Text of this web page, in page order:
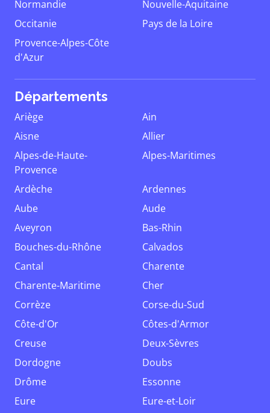
Normandie
Nouvelle-Aquitaine
Occitanie
Pays de la Loire
Provence-Alpes-Côte
d'Azur
Départements
Ariège
Ain
Aisne
Allier
Alpes-de-Haute-
Provence
Alpes-Maritimes
Ardèche
Ardennes
Aube
Aude
Aveyron
Bas-Rhin
Bouches-du-Rhône
Calvados
Cantal
Charente
Charente-Maritime
Cher
Corrèze
Corse-du-Sud
Côte-d'Or
Côtes-d'Armor
Creuse
Deux-Sèvres
Dordogne
Doubs
Drôme
Essonne
Eure
Eure-et-Loir